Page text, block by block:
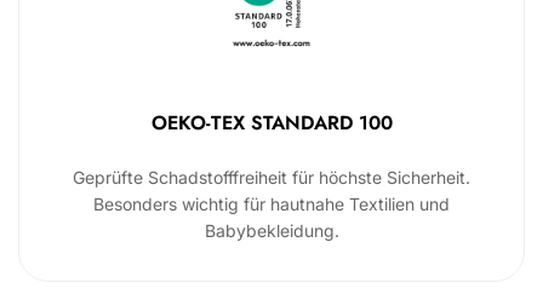
OEKO-TEX STANDARD 100
Geprüfte Schadstofffreiheit für höchste Sicherheit.
Besonders wichtig für hautnahe Textilien und
Babybekleidung.